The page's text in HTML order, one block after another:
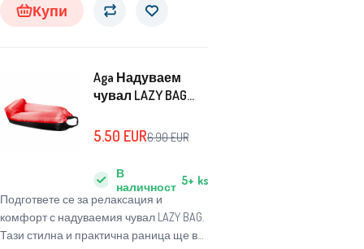
Купи
Aga Надуваем
чувал LAZY BAG
Червен
Подгответе се за релаксация и
комфорт с надуваемия чувал LAZY BAG.
Тази стилна и практична раница ще ви
В
наличност 5+ ks
5.50 EUR6.90EUR